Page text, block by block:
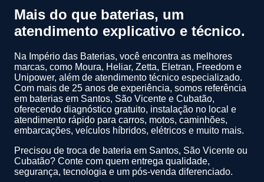
Mais do que baterias, um
atendimento explicativo e técnico.
Na Império das Baterias, você encontra as melhores
marcas, como Moura, Heliar, Zetta, Eletran, Freedom e
Unipower, além de atendimento técnico especializado.
Com mais de 25 anos de experiência, somos referência
em baterias em Santos, São Vicente e Cubatão,
oferecendo diagnóstico gratuito, instalação no local e
atendimento rápido para carros, motos, caminhões,
embarcações, veículos híbridos, elétricos e muito mais.
Precisou de troca de bateria em Santos, São Vicente ou
Cubatão? Conte com quem entrega qualidade,
segurança, tecnologia e um pós-venda diferenciado.